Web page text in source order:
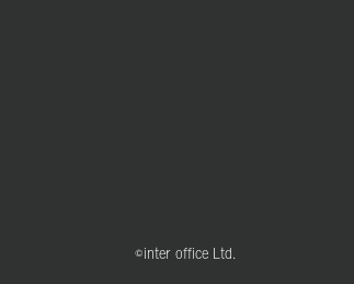
©inter office Ltd.